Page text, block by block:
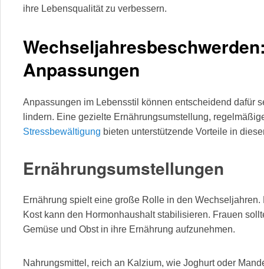
ihre Lebensqualität zu verbessern.
Anpassungen
Anpassungen im Lebensstil können entscheidend dafür
lindern. Eine gezielte Ernährungsumstellung,
Stressbewältigung bieten unterstützende Vorteile in
Ernährungsumstellungen
Ernährung spielt eine große Rolle in den
Kost kann den Hormonhaushalt stabilisieren. Frauen
Gemüse und Obst in ihre Ernährung aufzunehmen.
Nahrungsmittel, reich an Kalzium, wie Joghurt oder